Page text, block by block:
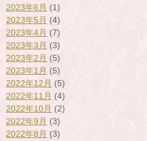
2023年6月 (1)
2023年5月 (4)
2023年4月 (7)
2023年3月 (3)
2023年2月 (5)
2023年1月 (5)
2022年12月 (5)
2022年11月 (4)
2022年10月 (2)
2022年9月 (3)
2022年8月 (3)